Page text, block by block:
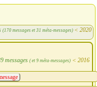
(170 messages et 31 méta-messages) < 2020
messages ( et 9 méta-messages)< 2016